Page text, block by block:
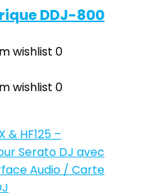
DDJ-800
wishlist 0
wishlist 0